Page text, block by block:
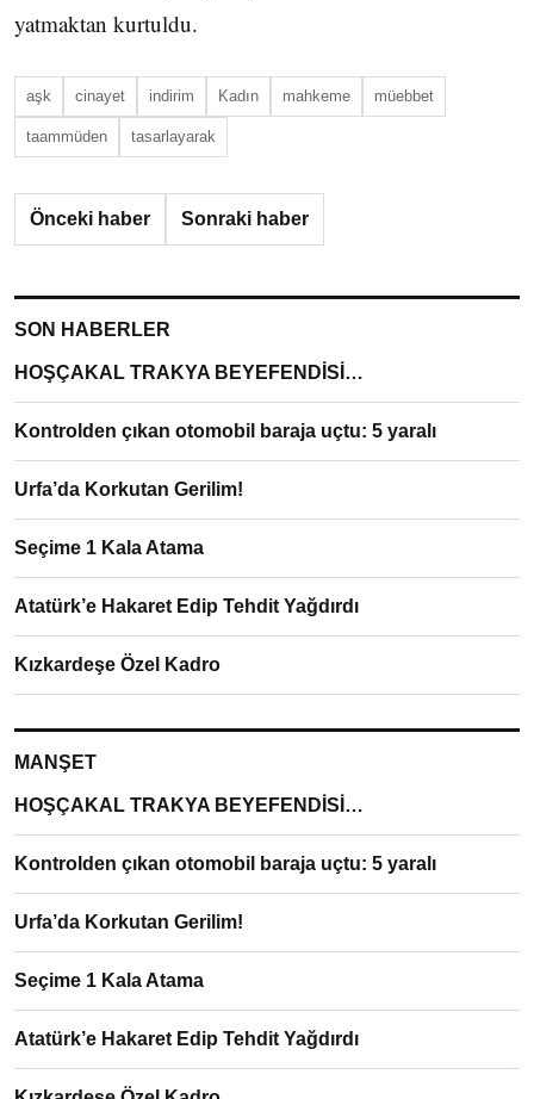
yatmaktan kurtuldu.
aşk cinayet indirim Kadın mahkeme müebbet
taammüden tasarlayarak
Önceki haber Sonraki haber
SON HABERLER
HOŞÇAKAL TRAKYA BEYEFENDİSİ…
Kontrolden çıkan otomobil baraja uçtu: 5 yaralı
Urfa’da Korkutan Gerilim!
Seçime 1 Kala Atama
Atatürk’e Hakaret Edip Tehdit Yağdırdı
Kızkardeşe Özel Kadro
MANŞET
HOŞÇAKAL TRAKYA BEYEFENDİSİ…
Kontrolden çıkan otomobil baraja uçtu: 5 yaralı
Urfa’da Korkutan Gerilim!
Seçime 1 Kala Atama
Atatürk’e Hakaret Edip Tehdit Yağdırdı